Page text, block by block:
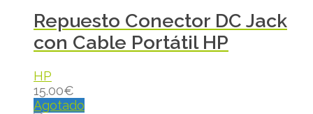
Repuesto Conector DC Jack
con Cable Portátil HP
HP
15.00€
Agotado